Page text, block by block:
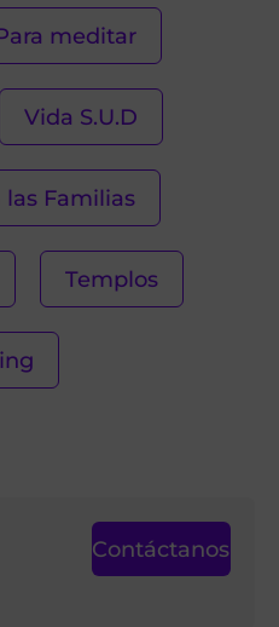
meditar
Vida S.U.D
las Familias
Templos
Contáctanos